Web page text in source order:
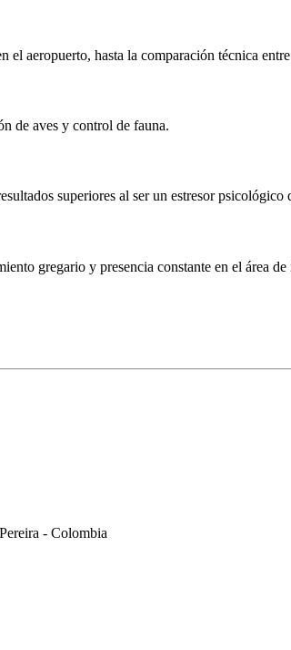
el aeropuerto, hasta la comparación técnica
de aves y control de fauna.
superiores al ser un estresor
gregario y presencia constante en el área
- Colombia